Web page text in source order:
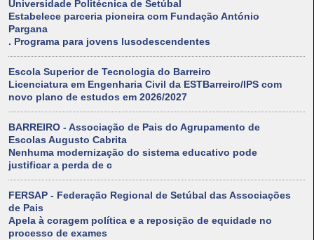
Universidade Politécnica de Setúbal
Estabelece parceria pioneira com Fundação António
Pargana
. Programa para jovens lusodescendentes
Escola Superior de Tecnologia do Barreiro
Licenciatura em Engenharia Civil da ESTBarreiro/IPS com
novo plano de estudos em 2026/2027
BARREIRO - Associação de Pais do Agrupamento de
Escolas Augusto Cabrita
Nenhuma modernização do sistema educativo pode
justificar a perda de c
FERSAP - Federação Regional de Setúbal das Associações
de Pais
Apela à coragem política e a reposição de equidade no
processo de exames